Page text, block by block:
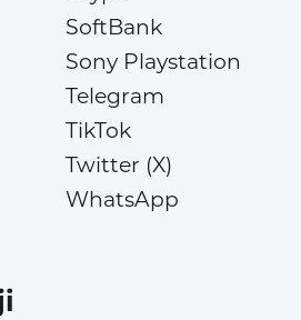
SoftBank
Sony Playstation
Telegram
TikTok
Twitter (X)
WhatsApp